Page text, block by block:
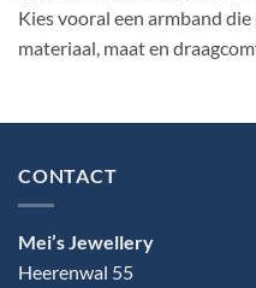
Kies vooral een armband
materiaal, maat en
CONTACT
Mei’s Jewellery
Heerenwal 55